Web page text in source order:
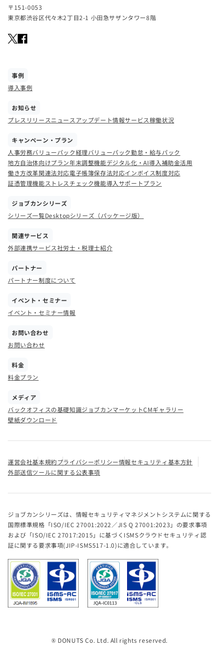
〒151-0053
東京都渋谷区代々木2丁目2-1 小田急サザンタワー8階
事例
導入事例
お知らせ
プレスリリースニュース アップデート情報サービス稼働状況
キャンペーン・プラン
人事労務バリューパック経理バリューパック勤怠・給与パック
地方自治体向けプラン年末調整機能デジタル化・AI導入補助金活用
働き方改革関連法対応電子帳簿保存法対応インボイス制度対応
証憑管理機能ストレスチェック機能導入サポートプラン
ジョブカンシリーズ
シリーズ一覧Desktopシリーズ（パッケージ版）
関連サービス
外部連携サービス社労士・税理士紹介
パートナー
パートナー制度について
イベント・セミナー
イベント・セミナー情報
お問い合わせ
お問い合わせ
料金
料金プラン
メディア
バックオフィスの基礎知識ジョブカンマーケットCMギャラリー
壁紙ダウンロード
運営会社基本規約プライバシーポリシー情報セキュリティ基本方針
外部送信ツールに関する公表事項
ジョブカンシリーズは、情報セキュリティマネジメントシステムに関する
国際標準規格「ISO/IEC 27001:2022／JIS Q 27001:2023」の要求事項
および「ISO/IEC 27017:2015」に基づくISMSクラウドセキュリティ認
証に関する要求事項(JIP-ISMS517-1.0)に適合しています。
® DONUTS Co. Ltd. All rights reserved.